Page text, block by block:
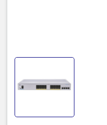
Khả năng chuyển
Tỉ lệ chuyển tiếp